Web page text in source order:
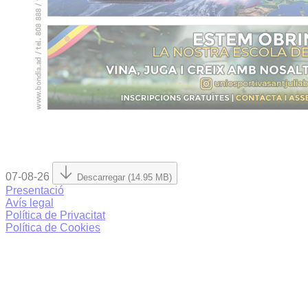
07-08-26 Descarregar (14.95 MB)
Presentació
Avís legal
Política de Privacitat
Política de Cookies